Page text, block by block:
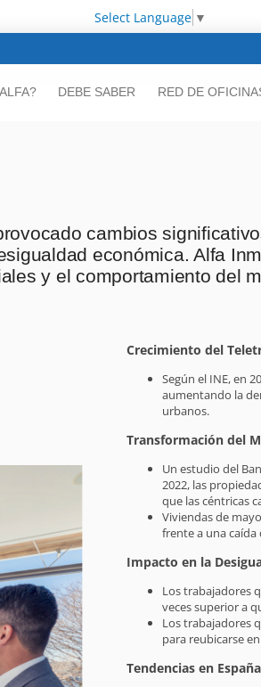
Select Language ▼
DEBE SABER RED DE
cambios
económica. Alfa
y el comportamiento del
Crecimiento del
Según el INE, en
aumentando la
urbanos.
Transformación del
Un estudio del
2022, las
que las céntricas
Viviendas de
frente a una
Impacto en la
Los trabajadores
veces superior a
Los trabajadores
para reubicarse
Tendencias en